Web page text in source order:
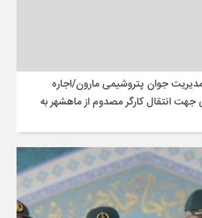
جوان پتروشیمی مارون/اجاره
انتقال کارگر مصدوم از ماهشهر به